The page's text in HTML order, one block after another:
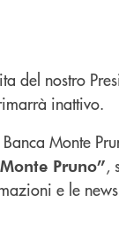
del nostro
inattivo.
Monte
Pruno”,
e le